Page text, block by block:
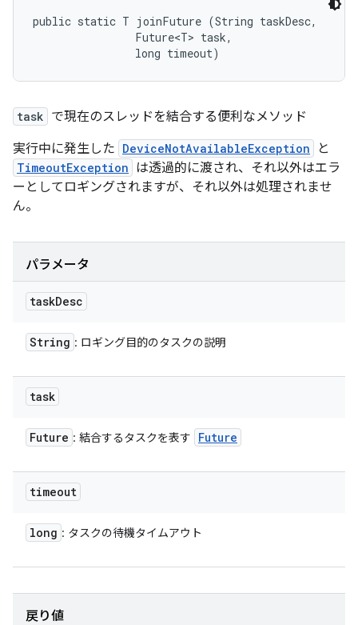
public static T joinFuture (String taskDesc,
                Future<T> task,
                long timeout)
task で現在のスレッドを結合する便利なメソッド
実行中に発生した DeviceNotAvailableException と
TimeoutException は透過的に渡され、それ以外はエラ
ーとしてロギングされますが、それ以外は処理されませ
ん。
パラメータ
taskDesc
String : ロギング目的のタスクの説明
task
Future : 結合するタスクを表す Future
timeout
long : タスクの待機タイムアウト
戻り値